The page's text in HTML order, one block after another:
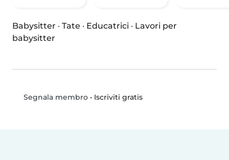
Babysitter · Tate · Educatrici · Lavori per
babysitter
Segnala membro• Iscriviti gratis